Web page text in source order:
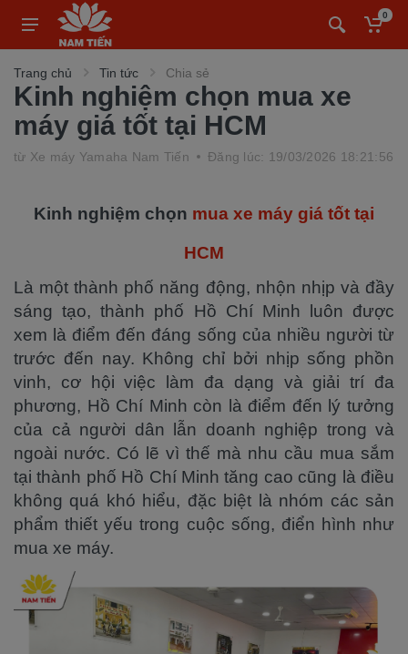
0
Trang chủ Tin tức Chia sẻ
Kinh nghiệm chọn mua xe
máy giá tốt tại HCM
từ Xe máy Yamaha Nam Tiến Đăng lúc: 19/03/2026 18:21:56
Kinh nghiệm chọn mua xe máy giá tốt tại
HCM
Là một thành phố năng động, nhộn nhịp và đầy
sáng tạo, thành phố Hồ Chí Minh luôn được
xem là điểm đến đáng sống của nhiều người từ
trước đến nay. Không chỉ bởi nhịp sống phồn
vinh, cơ hội việc làm đa dạng và giải trí đa
phương, Hồ Chí Minh còn là điểm đến lý tưởng
của cả người dân lẫn doanh nghiệp trong và
ngoài nước. Có lẽ vì thế mà nhu cầu mua sắm
tại thành phố Hồ Chí Minh tăng cao cũng là điều
không quá khó hiểu, đặc biệt là nhóm các sản
phẩm thiết yếu trong cuộc sống, điển hình như
mua xe máy.